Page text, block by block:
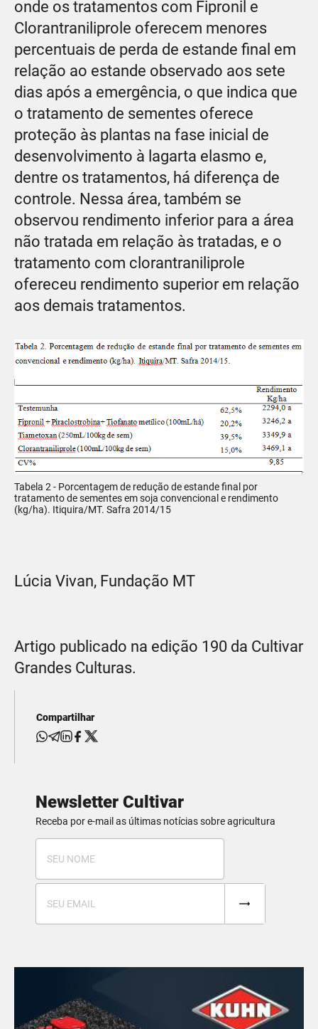
onde os tratamentos com Fipronil e
Clorantraniliprole oferecem menores
percentuais de perda de estande final em
relação ao estande observado aos sete
dias após a emergência, o que indica que
o tratamento de sementes oferece
proteção às plantas na fase inicial de
desenvolvimento à lagarta elasmo e,
dentre os tratamentos, há diferença de
controle. Nessa área, também se
observou rendimento inferior para a área
não tratada em relação às tratadas, e o
tratamento com clorantraniliprole
ofereceu rendimento superior em relação
aos demais tratamentos.
Tabela 2 - Porcentagem de redução de estande final por
tratamento de sementes em soja convencional e rendimento
(kg/ha). Itiquira/MT. Safra 2014/15
Lúcia Vivan, Fundação MT
Artigo publicado na edição 190 da Cultivar
Grandes Culturas.
Compartilhar
Newsletter Cultivar
Receba por e-mail as últimas notícias sobre agricultura